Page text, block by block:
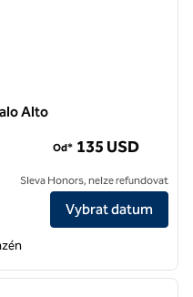
Alto
Suites by Hilton Palo Alto
Od* 135 USD
Sleva Honors, nelze refundovat
Vybrat datum
další